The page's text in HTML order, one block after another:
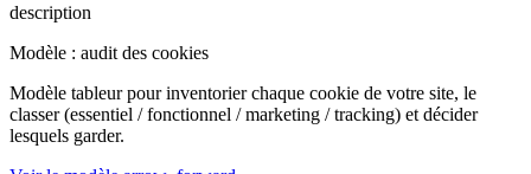
description
Modèle : audit des cookies
Modèle tableur pour inventorier chaque cookie de votre site, le
classer (essentiel / fonctionnel / marketing / tracking) et décider
lesquels garder.